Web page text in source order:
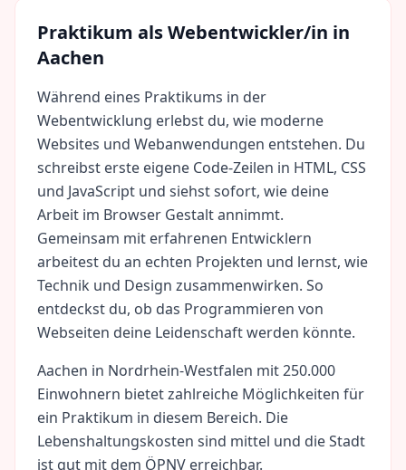
Praktikum alsWebentwickler/in in
Aachen
Während eines Praktikums in der
Webentwicklung erlebst du, wie moderne
Websites und Webanwendungen entstehen. Du
schreibst erste eigene Code-Zeilen in HTML, CSS
und JavaScript und siehst sofort, wie deine
Arbeit im Browser Gestalt annimmt.
Gemeinsam mit erfahrenen Entwicklern
arbeitest du an echten Projekten und lernst, wie
Technik und Design zusammenwirken. So
entdeckst du, ob das Programmieren von
Webseiten deine Leidenschaft werden könnte.
Aachen in Nordrhein-Westfalen mit250.000
Einwohnern bietet zahlreiche Möglichkeiten für
ein Praktikum in diesem Bereich. Die
Lebenshaltungskosten sind mittel und die Stadt
ist gut mit dem ÖPNV erreichbar.